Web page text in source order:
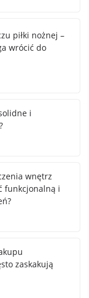
piłki nożnej –
wrócić do
i
wnętrz
funkcjonalną i
zaskakują